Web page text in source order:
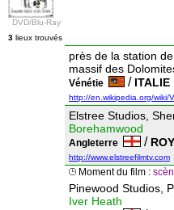
DVD/Blu-Ray
3 lieux trouvés
près de la station
massif des
Vénétie / ITALIE
http://en.wikipedia.org/wiki/
Elstree Studios,
Borehamwood
Angleterre /
http://www.elstreefilmtv.com
Moment du film :
Pinewood Studios,
Iver Heath